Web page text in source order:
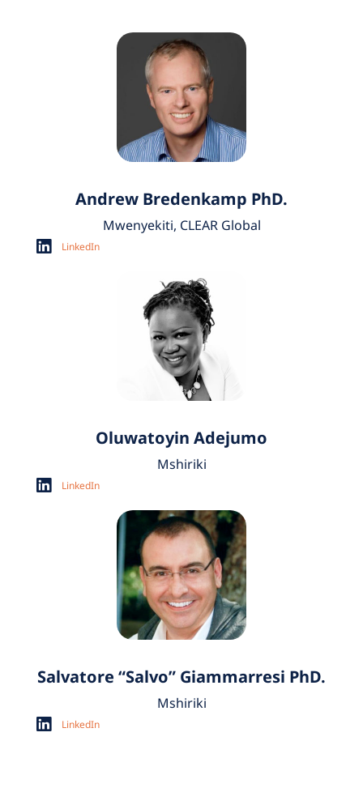
Andrew Bredenkamp PhD.
Mwenyekiti, CLEAR Global
LinkedIn
Oluwatoyin Adejumo
Mshiriki
LinkedIn
Salvatore “Salvo” Giammarresi PhD.
Mshiriki
LinkedIn